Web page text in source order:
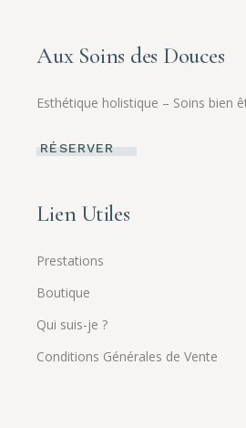
Aux Soins des Douces
Esthétique holistique – Soins bien
RÉSERVER
Lien Utiles
Prestations
Boutique
Qui suis-je ?
Conditions Générales de Vente